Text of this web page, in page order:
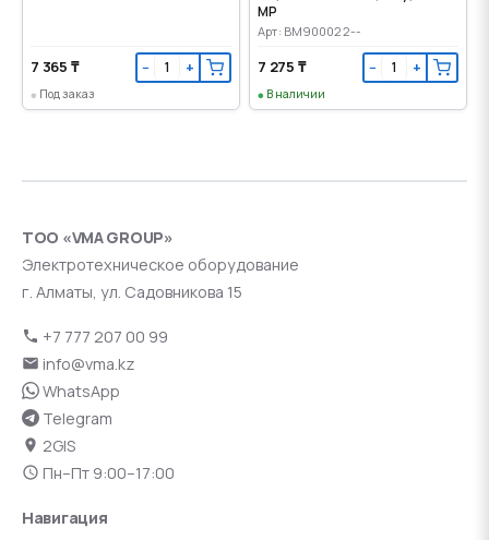
7 365 ₸ − +
Под заказ
МР
Арт: BM900022--
7 275 ₸ − +
В наличии
ТОО «VMA GROUP»
Электротехническое оборудование
г. Алматы, ул. Садовникова 15
+7 777 207 00 99
info@vma.kz
WhatsApp
Telegram
2GIS
Пн–Пт 9:00–17:00
Навигация